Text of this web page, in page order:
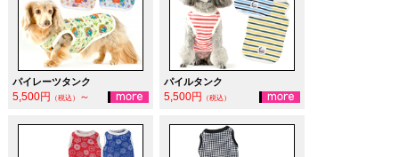
パイレーツタンク
5,500円 （税込） ～
パイルタンク
5,500円 （税込）